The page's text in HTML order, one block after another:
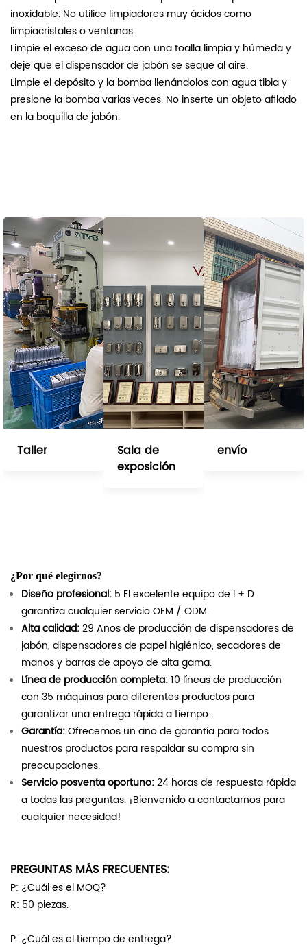
inoxidable. No utilice limpiadores muy ácidos como
limpiacristales o ventanas.
Limpie el exceso de agua con una toalla limpia y húmeda y
deje que el dispensador de jabón se seque al aire.
Limpie el depósito y la bomba llenándolos con agua tibia y
presione la bomba varias veces. No inserte un objeto afilado
en la boquilla de jabón.
Taller
Sala de
exposición
envío
¿Por qué elegirnos?
Diseño profesional: 5 El excelente equipo de I + D
garantiza cualquier servicio OEM / ODM.
Alta calidad:29 Años de producción de dispensadores de
jabón, dispensadores de papel higiénico, secadores de
manos y barras de apoyo de alta gama.
Línea de producción completa:10 líneas de producción
con 35 máquinas para diferentes productos para
garantizar una entrega rápida a tiempo.
Garantía:Ofrecemos un año de garantía para todos
nuestros productos para respaldar su compra sin
preocupaciones.
Servicio posventa oportuno:24 horas de respuesta rápida
a todas las preguntas. ¡Bienvenido a contactarnos para
cualquier necesidad!
PREGUNTAS MÁS FRECUENTES:
P: ¿Cuál es el MOQ?
R: 50 piezas.
P: ¿Cuál es el tiempo de entrega?